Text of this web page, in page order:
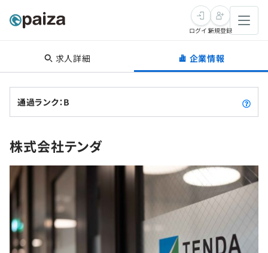
転職・キャリア
転職成功ガイド
転職エージェント
インタビュー
転職成功ガイド
新卒就活
求人検索
本選考
新卒エージェント
学習
問題集
4択課題
スキルチェック
プログラミング言語
SQL
ゲーム・マンガ
メディア
ログイン新規登録
求人詳細 企業情報
通過ランク：B
株式会社テンダ